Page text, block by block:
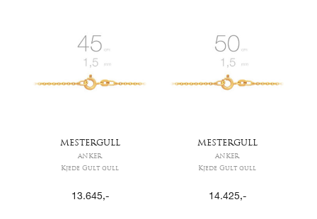
MESTERGULL
ANKER
Kjede Gult gull
13.645,-
MESTERGULL
ANKER
Kjede Gult gull
14.425,-